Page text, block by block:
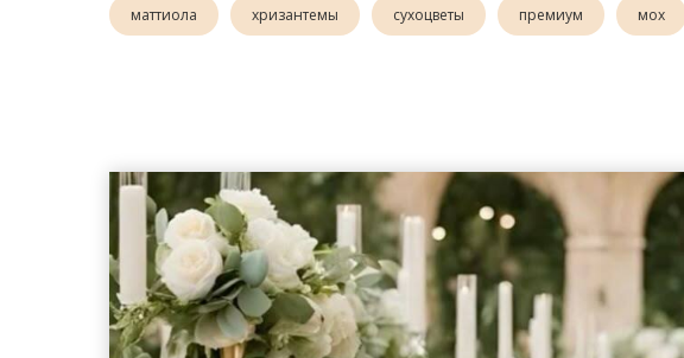
маттиола хризантемы сухоцветы премиум мох